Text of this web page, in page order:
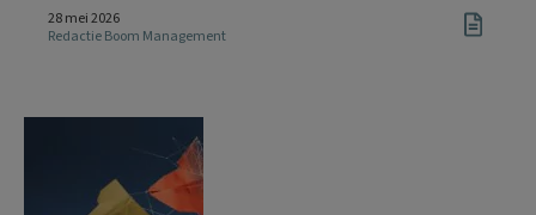
28 mei 2026
Redactie Boom Management